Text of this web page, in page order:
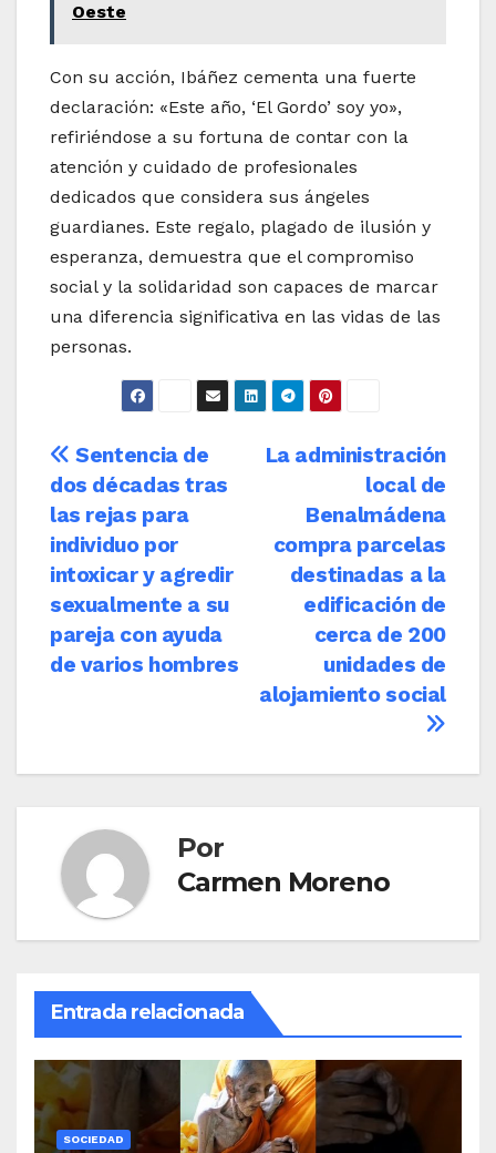
Oeste
Con su acción, Ibáñez cementa una fuerte
declaración: «Este año, ‘El Gordo’ soy yo»,
refiriéndose a su fortuna de contar con la
atención y cuidado de profesionales
dedicados que considera sus ángeles
guardianes. Este regalo, plagado de ilusión y
esperanza, demuestra que el compromiso
social y la solidaridad son capaces de marcar
una diferencia significativa en las vidas de las
personas.
Navegación
de
entradas
La administración
local de
Benalmádena
compra parcelas
destinadas a la
edificación de
cerca de 200
unidades de
alojamiento social
Sentencia de
dos décadas tras
las rejas para
individuo por
intoxicar y agredir
sexualmente a su
pareja con ayuda
de varios hombres
Por
Carmen Moreno
Entrada relacionada
SOCIEDAD